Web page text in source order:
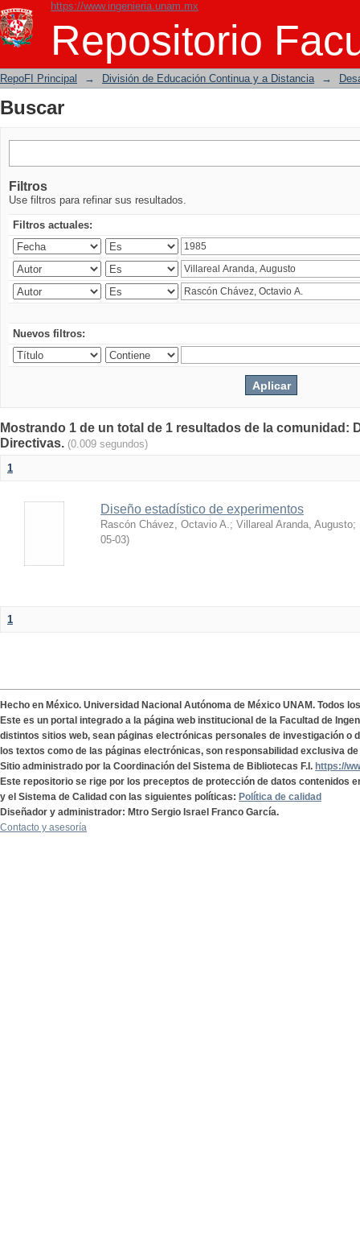
https://www.ingenieria.unam.mx
Repositorio
Buscar
RepoFI Principal → División de Educación Continua y a Distancia →
Buscar
Filtros
Use filtros para refinar sus resultados.
Filtros actuales:
Nuevos filtros:
Mostrando 1 de un total de 1 resultados de la comunidad:
Directivas. (0.009 segundos)
1
Diseño estadístico de experimentos
Rascón Chávez, Octavio A.; Villareal Aranda, Augusto;
05-03)
1
Hecho en México. Universidad Nacional Autónoma de México UNAM. Todos
Este es un portal integrado a la página web institucional de la Facultad de
distintos sitios web, sean páginas electrónicas personales de investigación o
los textos como de las páginas electrónicas, son responsabilidad exclusiva
Sitio administrado por la Coordinación del Sistema de Bibliotecas F.I. https://
Este repositorio se rige por los preceptos de protección de datos contenidos
y el Sistema de Calidad con las siguientes políticas: Política de calidad
Diseñador y administrador: Mtro Sergio Israel Franco García.
Contacto y asesoría